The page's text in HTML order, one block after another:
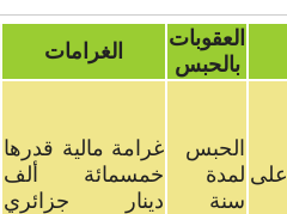
العقوبات
بالحبس
الغرامات
الحبس
لمدة
سنة
غرامة مالية قدرها
خمسمائة ألف
دينار جزائري